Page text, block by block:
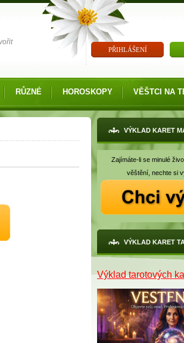
PŘIHLÁŠENÍ
RŮZNÉ HOROSKOPY VĚŠTCI NA
VÝKLAD KARET
Zajímáte-li se minulé
věštění, nechte si
VÝKLAD KARET
Výklad tarotových